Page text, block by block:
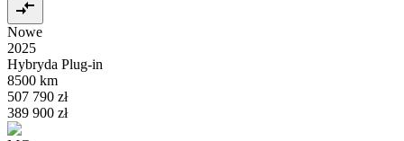
Nowe
2025
Hybryda Plug-in
8500 km
507 790 zł
389 900 zł